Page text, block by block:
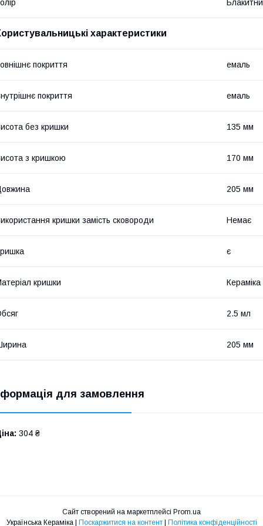
характеристики
покриття емаль
покриття емаль
без кришки 135 мм
з кришкою 170 мм
205 мм
кришки замість сковороди Немає
є
кришки Кераміка
2.5 мл
205 мм
для замовлення
304 ₴
Сайт створений на маркетплейсі Prom.ua
Поскаржитися на контент Політика конфіденційності